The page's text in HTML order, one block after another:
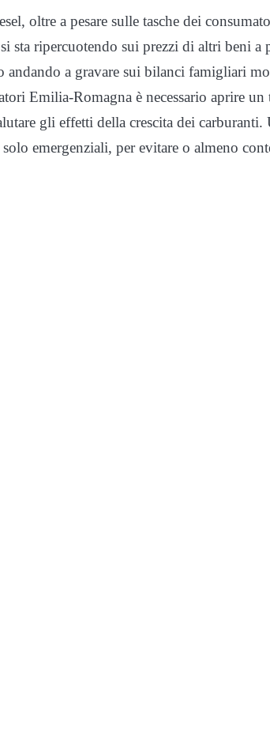
oltre a pesare sulle tasche dei
sta ripercuotendo sui prezzi di altri beni
a gravare sui bilanci famigliari
Emilia-Romagna è necessario aprire
gli effetti della crescita dei
emergenziali, per evitare o almeno